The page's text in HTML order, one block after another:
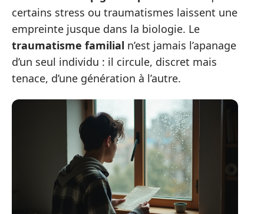
certains stress ou traumatismes laissent une
empreinte jusque dans la biologie. Le
traumatisme familial n’est jamais l’apanage
d’un seul individu : il circule, discret mais
tenace, d’une génération à l’autre.